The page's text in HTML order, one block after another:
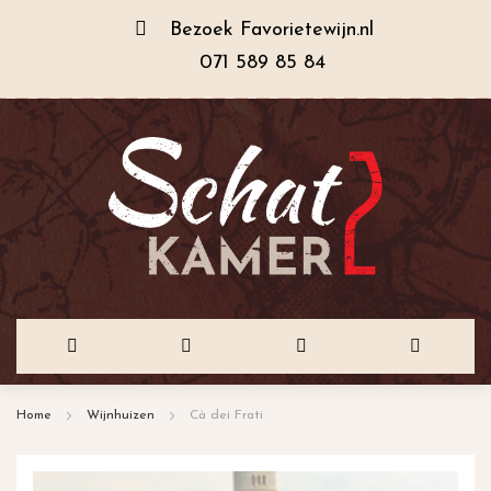
Bezoek Favorietewijn.nl
071 589 85 84
Home Wijnhuizen Cà dei Frati